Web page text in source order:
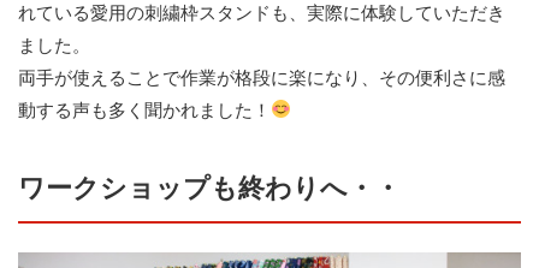
れている愛用の刺繍枠スタンドも、実際に体験していただき
ました。
両手が使えることで作業が格段に楽になり、その便利さに感
動する声も多く聞かれました！
ワークショップも終わりへ・・